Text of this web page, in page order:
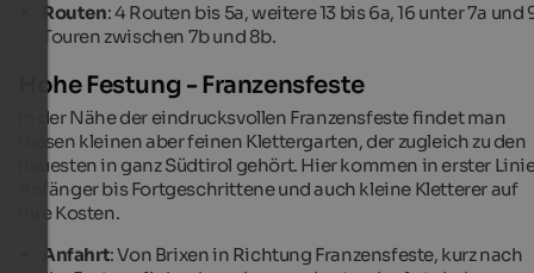
Routen: 4 Routen bis 5a, weitere 13 bis 6a, 16 unter 7a und
Touren zwischen 7b und 8b.
Hohe Festung - Franzensfeste
In der Nähe der eindrucksvollen Franzensfeste findet man
diesen kleinen aber feinen Klettergarten, der zugleich zu den
neuesten in ganz Südtirol gehört. Hier kommen in erster
Anfänger bis Fortgeschrittene und auch kleine Kletterer auf
ihre Kosten.
Anfahrt: Von Brixen in Richtung Franzensfeste, kurz nach